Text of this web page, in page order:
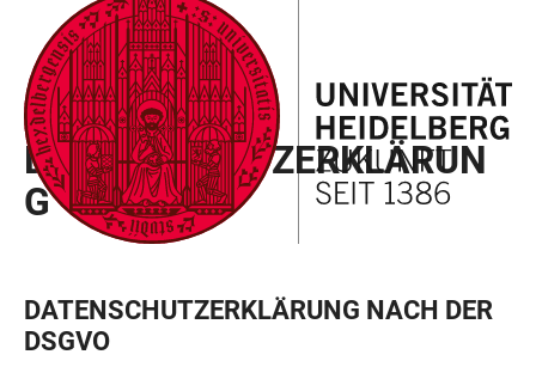
LINKS
ZUR
BARRIEREFREIHEIT
ZUM
HAUPTINHALT
HAUPTNAVIGATION
ÖFFNEN
WEBSEITENSUCHE
ÖFFNEN
RECHTLICHES
DATENSCHUTZERKLÄRUN
G
DATENSCHUTZERKLÄRUNG NACH DER
DSGVO